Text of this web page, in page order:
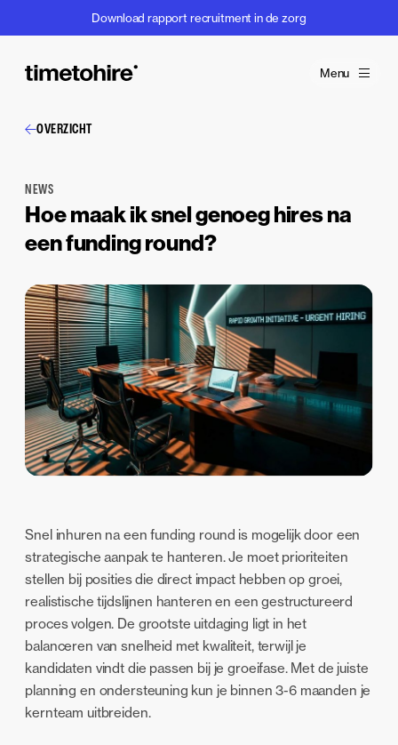
Download rapport recruitment in de zorg
Menu
OVERZICHT
NEWS
Hoe maak ik snel genoeg hires na
een funding round?
Snel inhuren na een funding round is mogelijk door een
strategische aanpak te hanteren. Je moet prioriteiten
stellen bij posities die direct impact hebben op groei,
realistische tijdslijnen hanteren en een gestructureerd
proces volgen. De grootste uitdaging ligt in het
balanceren van snelheid met kwaliteit, terwijl je
kandidaten vindt die passen bij je groeifase. Met de juiste
planning en ondersteuning kun je binnen 3-6 maanden je
kernteam uitbreiden.